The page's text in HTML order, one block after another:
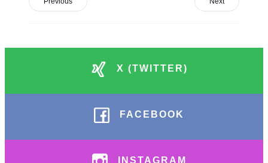
X (TWITTER)
FACEBOOK
INSTAGRAM